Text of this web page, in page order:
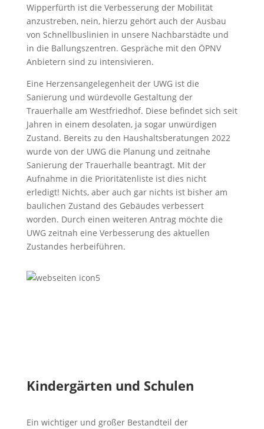
Wipperfürth ist die Verbesserung der Mobilität
anzustreben, nein, hierzu gehört auch der Ausbau
von Schnellbuslinien in unsere Nachbarstädte und
in die Ballungszentren. Gespräche mit den ÖPNV
Anbietern sind zu intensivieren.
Eine Herzensangelegenheit der UWG ist die
Sanierung und würdevolle Gestaltung der
Trauerhalle am Westfriedhof. Diese befindet sich seit
Jahren in einem desolaten, ja sogar unwürdigen
Zustand. Bereits zu den Haushaltsberatungen 2022
wurde von der UWG die Planung und zeitnahe
Sanierung der Trauerhalle beantragt. Mit der
Aufnahme in die Prioritätenliste ist dies nicht
erledigt! Nichts, aber auch gar nichts ist bisher am
baulichen Zustand des Gebäudes verbessert
worden. Durch einen weiteren Antrag möchte die
UWG zeitnah eine Verbesserung des aktuellen
Zustandes herbeiführen.
Kindergärten und Schulen
Ein wichtiger und großer Bestandteil der